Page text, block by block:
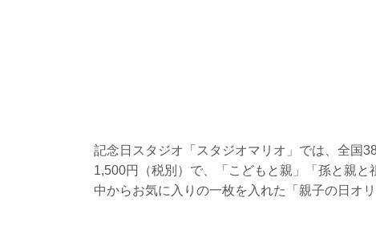
記念日スタジオ「スタジオマリオ」では、全国
1,500円（税別）で、「こどもと親」「孫と親
中からお気に入りの一枚を入れた「親子の日オ